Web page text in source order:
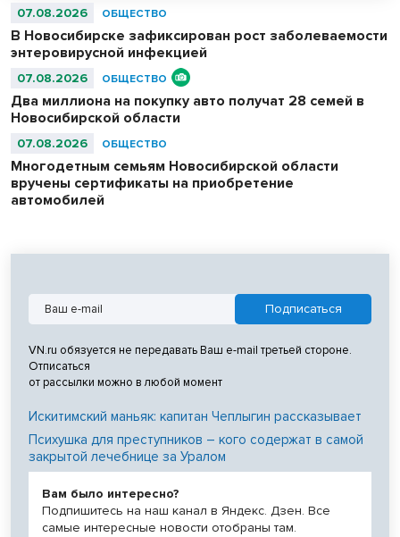
07.08.2026 ОБЩЕСТВО
В Новосибирске зафиксирован рост заболеваемости
энтеровирусной инфекцией
07.08.2026 ОБЩЕСТВО
Два миллиона на покупку авто получат 28 семей в
Новосибирской области
07.08.2026 ОБЩЕСТВО
Многодетным семьям Новосибирской области
вручены сертификаты на приобретение
автомобилей
VN.ru обязуется не передавать Ваш e-mail третьей стороне.
Отписаться
от рассылки можно в любой момент
Искитимский маньяк: капитан Чеплыгин рассказывает
Психушка для преступников – кого содержат в самой
закрытой лечебнице за Уралом
Вам было интересно?
Подпишитесь на наш канал в Яндекс. Дзен. Все
самые интересные новости отобраны там.